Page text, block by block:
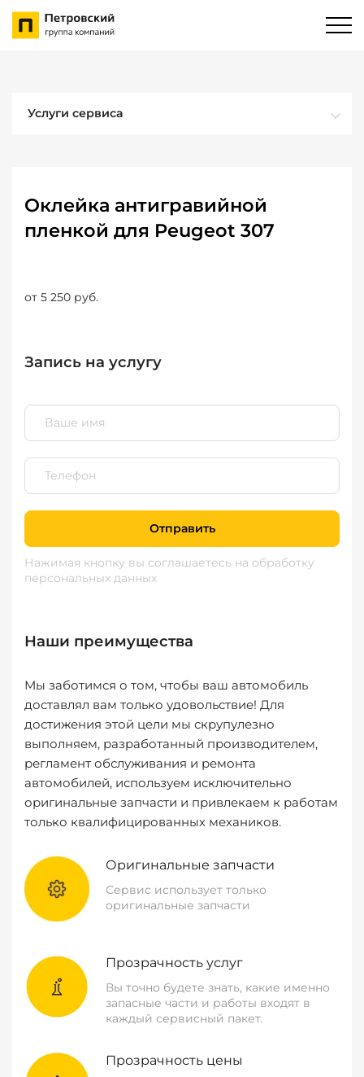
Услуги сервиса
Оклейка антигравийной
пленкой для Peugeot 307
от 5 250 руб.
Запись на услугу
Отправить
Нажимая кнопку вы соглашаетесь на обработку
персональных данных
Наши преимущества
Мы заботимся о том, чтобы ваш автомобиль
доставлял вам только удовольствие! Для
достижения этой цели мы скрупулезно
выполняем, разработанный производителем,
регламент обслуживания и ремонта
автомобилей, используем исключительно
оригинальные запчасти и привлекаем к работам
только квалифицированных механиков.
Оригинальные запчасти
Сервис использует только
оригинальные запчасти
Прозрачность услуг
Вы точно будете знать, какие именно
запасные части и работы входят в
каждый сервисный пакет.
Прозрачность цены